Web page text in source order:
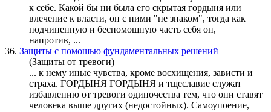
к себе. Какой бы ни была его скрытая гордыня или
влечение к власти, он с ними "не знаком", тогда как
подчиненную и беспомощную часть себя он,
напротив, ...
36. Защиты с помошью фундаментальных решений
(Защиты от тревоги)
... к нему иные чувства, кроме восхищения, зависти и
страха. ГОРДЫНЯ ГОРДЫНЯ и тщеславие служат
избавлению от тревоги одиночества тем, что они ставят
человека выше других (недостойных). Самоупоение,